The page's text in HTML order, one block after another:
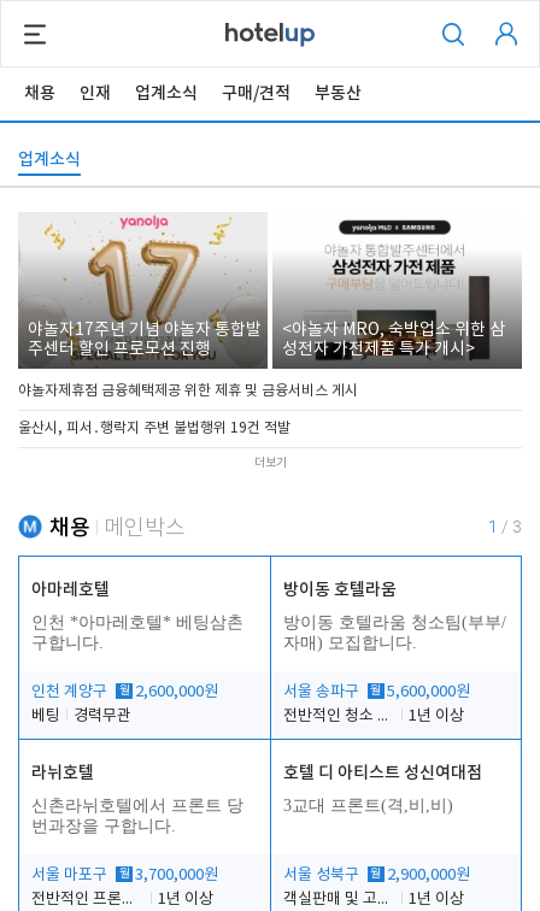
채용 인재 업계소식 구매/견적 부동산
업계소식
야놀자17주년 기념 야놀자 통합발
주센터 할인 프로모션 진행
<야놀자 MRO, 숙박업소 위한 삼
성전자 가전제품 특가 개시>
야놀자제휴점 금융혜택제공 위한 제휴 및 금융서비스 게시
울산시, 피서․행락지 주변 불법행위 19건 적발
더보기
채용 메인박스 1 / 3
아마레호텔
인천 *아마레호텔* 베팅삼촌
구합니다.
인천 계양구 월 2,600,000원
베팅
경력무관
방이동 호텔라움
방이동 호텔라움 청소팀(부부/
자매) 모집합니다.
서울 송파구 월 5,600,000원
전반적인 청소 업무(객실청소.객실정리)
1년 이상
라뉘호텔
신촌라뉘호텔에서 프론트 당
번과장을 구합니다.
서울 마포구 월 3,700,000원
전반적인 프론트 당번업무
1년 이상
호텔 디 아티스트 성신여대점
3교대 프론트(격,비,비)
서울 성북구 월 2,900,000원
객실판매 및 고객응대
1년 이상